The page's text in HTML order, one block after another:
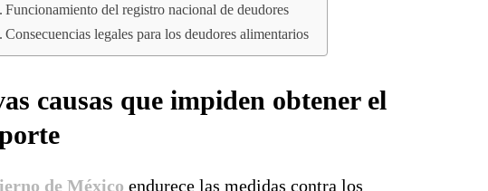
Funcionamiento del registro nacional de deudores
Consecuencias legales para los deudores alimentarios
causas que impiden obtener el
de México endurece las medidas contra los